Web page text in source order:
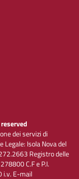
dei servizi di
Legale: Isola Nova del
Registro delle
C.F e P.I.
i.v. E-mail